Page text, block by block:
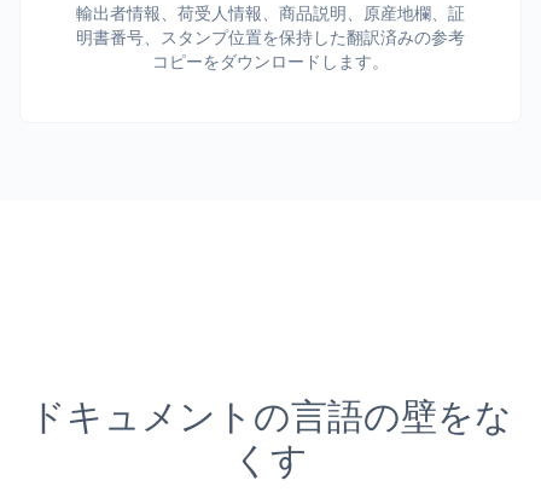
輸出者情報、荷受人情報、商品説明、原産地欄、証
明書番号、スタンプ位置を保持した翻訳済みの参考
コピーをダウンロードします。
ドキュメントの言語の壁をな
くす